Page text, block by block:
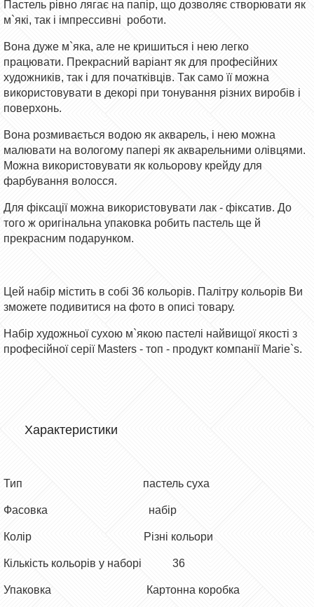
Пастель рівно лягає на папір, що дозволяє створювати як
м`які, так і імпрессивні роботи.
Вона дуже м`яка, але не кришиться і нею легко
працювати. Прекрасний варіант як для професійних
художників, так і для початківців. Так само її можна
використовувати в декорі при тонування різних виробів і
поверхонь.
Вона розмивається водою як акварель, і нею можна
малювати на вологому папері як акварельними олівцями.
Можна використовувати як кольорову крейду для
фарбування волосся.
Для фіксації можна використовувати лак - фіксатив. До
того ж оригінальна упаковка робить пастель ще й
прекрасним подарунком.
Цей набір містить в собі 36 кольорів. Палітру кольорів Ви
зможете подивитися на фото в описі товару.
Набір художньої сухою м`якою пастелі найвищої якості з
професійної серії Masters - топ - продукт компанії Marie`s.
Характеристики
Тип пастель суха
Фасовка набір
Колір Різні кольори
Кількість кольорів у наборі 36
Упаковка Картонна коробка